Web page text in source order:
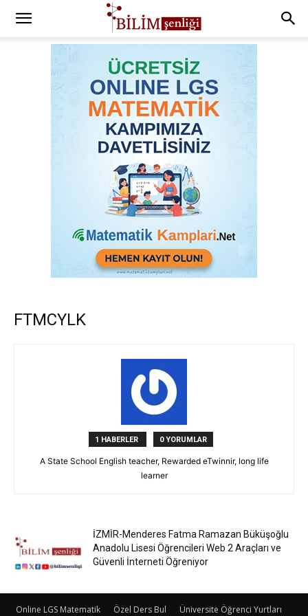
FTMCYLK
1 HABERLER 0 YORUMLAR
A State School English teacher, Rewarded eTwinnir, long life
learner
İZMİR-Menderes Fatma Ramazan Büküşoğlu
Anadolu Lisesi Öğrencileri Web 2 Araçları ve
Güvenli İnterneti Öğreniyor
Online LGS Matematik Özel Ders Bul Üniversite Öğrenci Yurtları